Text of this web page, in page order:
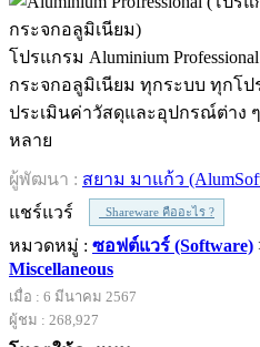
โปรแกรม Aluminium
กระจกอลูมิเนียม ทุกระบบ ทุกโ
ประเมินค่าวัสดุและอุปกรณ์ต่าง
หลาย
ผู้พัฒนา : สยาม มาแก้ว
แชร์แวร์
Shareware คืออะไร ?
หมวดหมู่ : ซอฟต์แวร์ (Software)
Miscellaneous
เมื่อ : 6 มีนาคม 2567
ผู้ชม : 268,927